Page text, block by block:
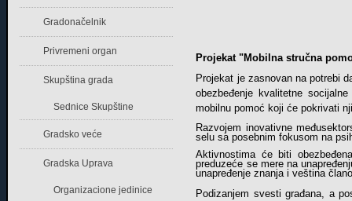
Projekat "Mobilna stručna
Projekat je zasnovan na potrebi
obezbeđenje kvalitetne
mobilnu pomoć koji će pokrivati
Razvojem inovativne
selu sa posebnim fokusom na
Aktivnostima će biti
preduzeće se mere na
unapređenje znanja i veština
Podizanjem svesti građana, a
Gradonačelnik
Privremeni organ
Skupština grada
Sednice Skupštine
Gradsko veće
Gradska Uprava
Organizacione jedinice